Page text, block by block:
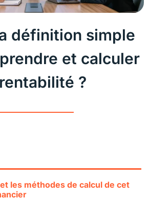
définition simple
et calculer
?
les méthodes de calcul de cet